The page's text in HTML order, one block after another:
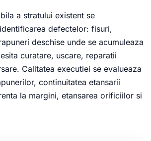
a stratului existent se
defectelor: fisuri,
deschise unde se acumuleaza
curatare, uscare, reparatii
Calitatea executiei se evalueaza
continuitatea etansarii
la margini, etansarea orificiilor si